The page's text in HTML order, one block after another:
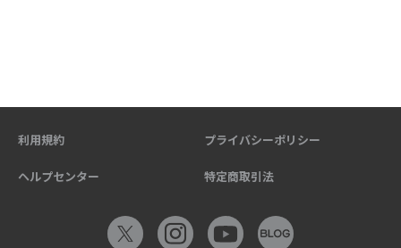
利用規約 プライバシーポリシー
ヘルプセンター 特定商取引法